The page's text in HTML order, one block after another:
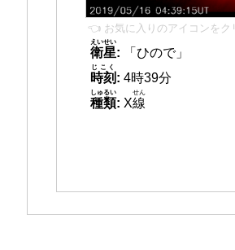
👈 お気に入りのアイコンをク
衛星
えいせい
:
「ひので」
時刻
じこく
: 4時39分
種類
しゅるい
: X線
せん